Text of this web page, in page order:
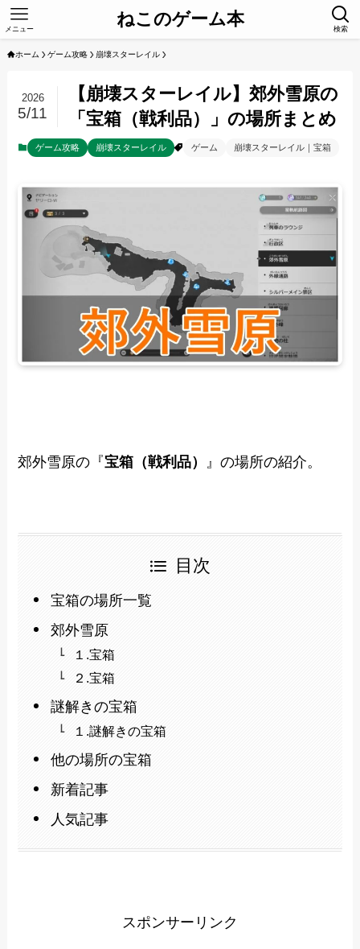
ねこのゲーム本 検索
メニュー
ホーム ゲーム攻略 崩壊スターレイル
【崩壊スターレイル】郊外雪原の
「宝箱（戦利品）」の場所まとめ
2026
5/11
ゲーム攻略 崩壊スターレイル ゲーム 崩壊スターレイル｜宝箱
郊外雪原の『宝箱（戦利品） 』の場所の紹介。
目次
宝箱の場所一覧
郊外雪原
１.宝箱
２.宝箱
謎解きの宝箱
１.謎解きの宝箱
他の場所の宝箱
新着記事
人気記事
スポンサーリンク